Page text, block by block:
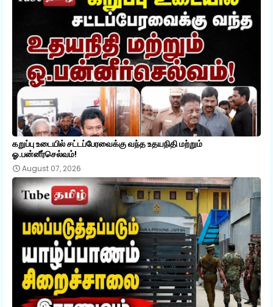
கறுப்பு உடையில் சட்டப்பேரவைக்கு வந்த உதயநிதி மற்றும்
ஓ.பன்னீர்செல்வம்!
August 07, 2026